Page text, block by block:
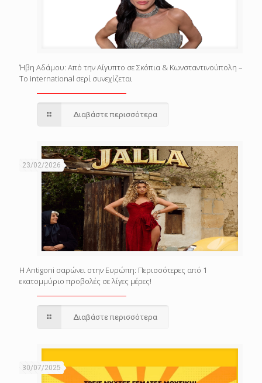
Ήβη Αδάμου: Από την Αίγυπτο σε Σκόπια & Κωνσταντινούπολη –
Το international σερί συνεχίζεται
Διαβάστε περισσότερα
23/02/2026
Η Antigoni σαρώνει στην Ευρώπη: Περισσότερες από 1
εκατομμύριο προβολές σε λίγες μέρες!
Διαβάστε περισσότερα
30/07/2025